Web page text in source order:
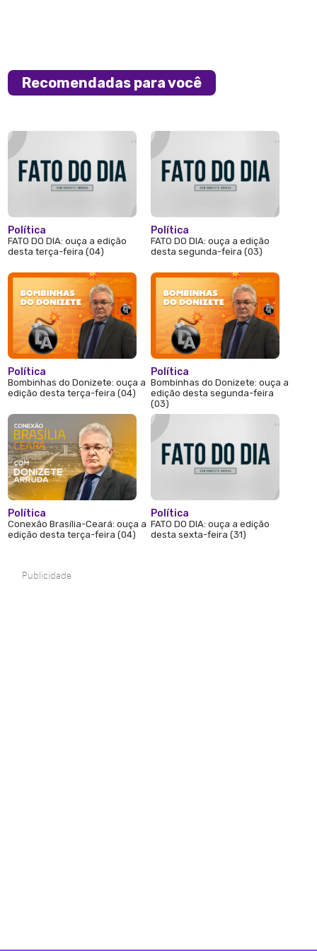
Recomendadas para você
Política
FATO DO DIA: ouça a edição
desta terça-feira (04)
Política
Bombinhas do Donizete: ouça a
edição desta terça-feira (04)
Política
Conexão Brasília-Ceará: ouça a
edição desta terça-feira (04)
Política
FATO DO DIA: ouça a edição
desta segunda-feira (03)
Política
Bombinhas do Donizete: ouça a
edição desta segunda-feira
(03)
Política
FATO DO DIA: ouça a edição
desta sexta-feira (31)
Publicidade